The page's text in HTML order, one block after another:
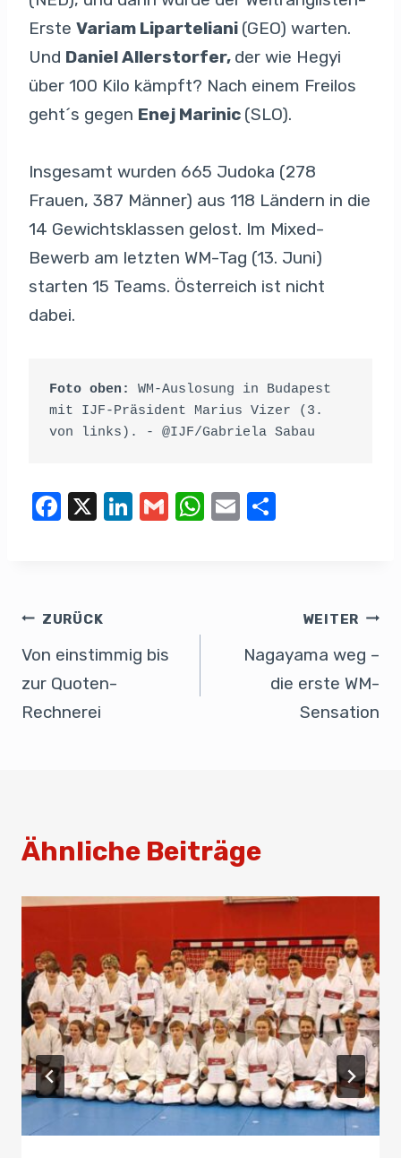
Erste Variam Liparteliani (GEO) warten.
Und Daniel Allerstorfer, der wie Hegyi
über 100 Kilo kämpft? Nach einem Freilos
geht´s gegen Enej Marinic (SLO).
Insgesamt wurden 665 Judoka (278
Frauen, 387 Männer) aus 118 Ländern in die
14 Gewichtsklassen gelost. Im Mixed-
Bewerb am letzten WM-Tag (13. Juni)
starten 15 Teams. Österreich ist nicht
dabei.
Foto oben: WM-Auslosung in Budapest
mit IJF-Präsident Marius Vizer (3.
von links). - @IJF/Gabriela Sabau
F
b
o
o
k
X
Li
n
G
W E
ZURÜCK
Von einstimmig bis
zur Quoten-
Rechnerei
WEITER
Nagayama weg –
die erste WM-
Sensation
Ähnliche Beiträge